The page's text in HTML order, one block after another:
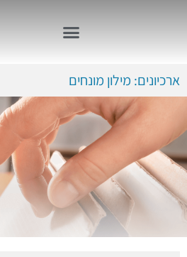
ארכיונים: מילון מונחים